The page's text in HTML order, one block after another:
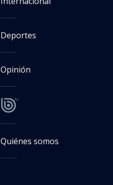
Deportes
Opinión
Quiénes somos